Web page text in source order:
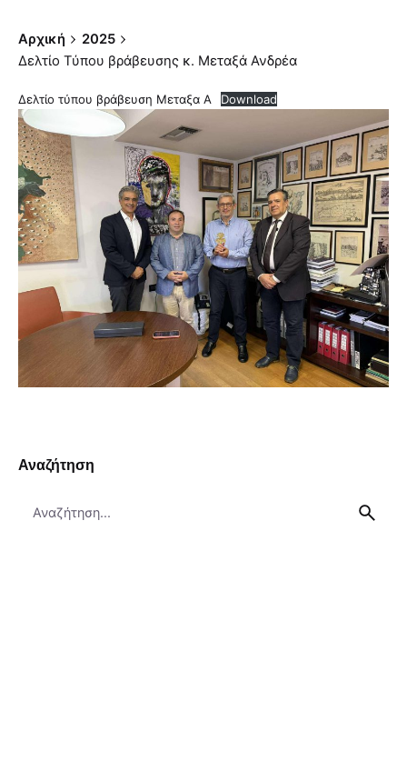
Αρχική
2025
Δελτίο Τύπου βράβευσης κ. Μεταξά Ανδρέα
Δελτίο τύπου βράβευση Μεταξα Α Download
Αναζήτηση
for